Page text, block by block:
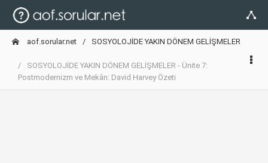
aof.sorular.net SOSYOLOJİDE YAKIN DÖNEM GELİŞMELER
SOSYOLOJİDE YAKIN DÖNEM GELİŞMELER - Ünite 7:
Postmodernizm ve Mekân: David Harvey Özeti